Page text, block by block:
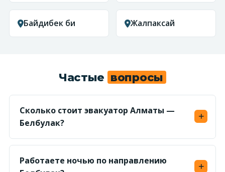
Байдибек би Жалпаксай
Частые вопросы
Сколько стоит эвакуатор Алматы —
Белбулак?
Считаем по километражу (~30 км) в обе
стороны от 450 ₸/км — ориентир от 27 000 ₸.
Точную фикс-цену по маршруту называем
Работаете ночью по направлению